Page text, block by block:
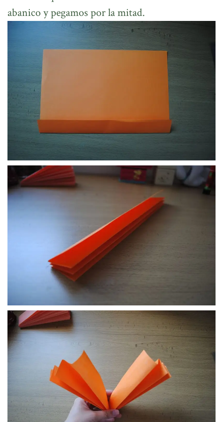
abanico y pegamos por la mitad.